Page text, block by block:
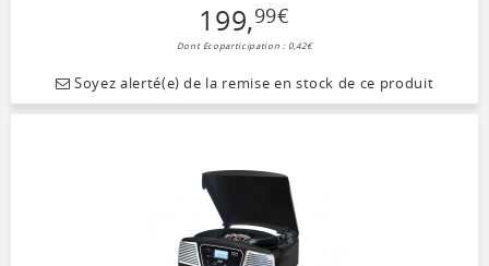
199,99€
Dont Ecoparticipation : 0,42€
Soyez alerté(e) de la remise en stock de ce produit